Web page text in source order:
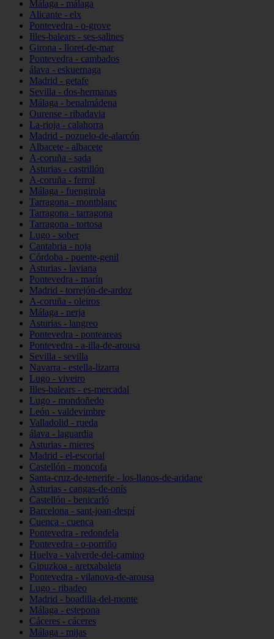
Málaga - málaga
Alicante - elx
Pontevedra - o-grove
Illes-balears - ses-salines
Girona - lloret-de-mar
Pontevedra - cambados
álava - eskuernaga
Madrid - getafe
Sevilla - dos-hermanas
Málaga - benalmádena
Ourense - ribadavia
La-rioja - calahorra
Madrid - pozuelo-de-alarcón
Albacete - albacete
A-coruña - sada
Asturias - castrillón
A-coruña - ferrol
Málaga - fuengirola
Tarragona - montblanc
Tarragona - tarragona
Tarragona - tortosa
Lugo - sober
Cantabria - noja
Córdoba - puente-genil
Asturias - laviana
Pontevedra - marín
Madrid - torrejón-de-ardoz
A-coruña - oleiros
Málaga - nerja
Asturias - langreo
Pontevedra - ponteareas
Pontevedra - a-illa-de-arousa
Sevilla - sevilla
Navarra - estella-lizarra
Lugo - viveiro
Illes-balears - es-mercadal
Lugo - mondoñedo
León - valdevimbre
Valladolid - rueda
álava - laguardia
Asturias - mieres
Madrid - el-escorial
Castellón - moncofa
Santa-cruz-de-tenerife - los-llanos-de-aridane
Asturias - cangas-de-onís
Castellón - benicarló
Barcelona - sant-joan-despí
Cuenca - cuenca
Pontevedra - redondela
Pontevedra - o-porriño
Huelva - valverde-del-camino
Gipuzkoa - aretxabaleta
Pontevedra - vilanova-de-arousa
Lugo - ribadeo
Madrid - boadilla-del-monte
Málaga - estepona
Cáceres - cáceres
Málaga - mijas